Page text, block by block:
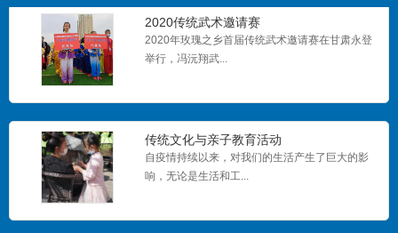
2020传统武术邀请赛
2020年玫瑰之乡首届传统武术邀请赛在甘肃永登
举行，冯沅翔武...
传统文化与亲子教育活动
自疫情持续以来，对我们的生活产生了巨大的影
响，无论是生活和工...